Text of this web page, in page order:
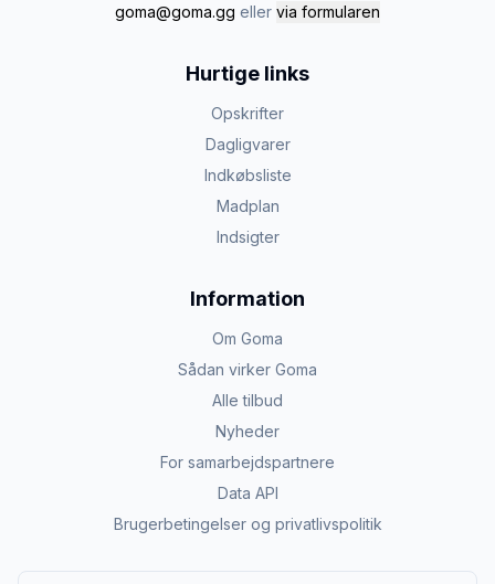
goma@goma.gg eller via formularen
Hurtige links
Opskrifter
Dagligvarer
Indkøbsliste
Madplan
Indsigter
Information
Om Goma
Sådan virker Goma
Alle tilbud
Nyheder
For samarbejdspartnere
Data API
Brugerbetingelser og privatlivspolitik